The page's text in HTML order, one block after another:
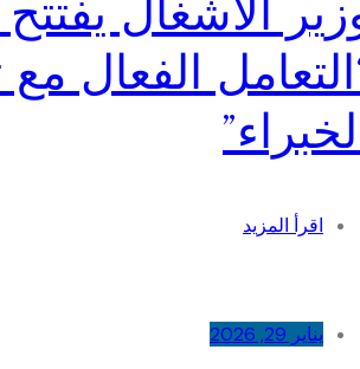
الأشغال
الفعال مع
اقرأ المزيد
يناير 29, 2026